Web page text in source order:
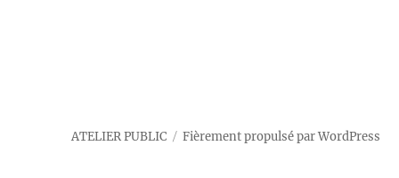
ATELIER PUBLIC Fièrement propulsé par WordPress